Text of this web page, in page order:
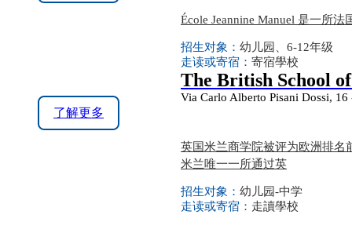
École Jeannine Manuel 是一所
招生对象： 幼儿园、6-12年级
走读或寄宿： 寄宿學校
了解更多
The British School
Via Carlo Alberto Pisani Dossi,
英国米兰商学院被评为欧洲排名
米兰唯一一所通过英
招生对象： 幼儿园-中学
走读或寄宿： 走讀學校